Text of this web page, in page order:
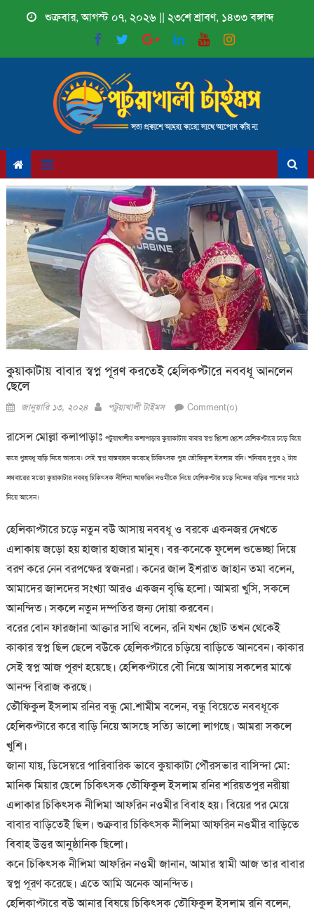
শুক্রবার, আগস্ট ০৭, ২০২৬ || ২৩শে শ্রাবণ, ১৪৩৩ বঙ্গাব্দ
কুয়াকাটায় বাবার স্বপ্ন পূরণ করতেই হেলিকপ্টারে নববধূ আনলেন
ছেলে
Posted
জানুয়ারি ১৩, ২০২৪ Author
পটুয়াখালী টাইমস Comment(০)
রাসেল মোল্লা কলাপাড়াঃ পটুয়াখালীর কলাপাড়ার কুয়াকাটায় বাবার স্বপ্ন ছিলো ছেলে হেলিকপ্টারে চড়ে বিয়ে
করে পুত্রবধূ বাড়ি নিয়ে আসবে। সেই স্বপ্ন বাস্তবায়ন করেছে চিকিৎসক পুত্র তৌফিকুল ইসলাম রনি। শনিবার দুপুর ২ টায়
প্রথবারের মতো কুয়াকাটার নববধূ চিকিৎসক নীলিমা আফরিন নওমীকে নিয়ে হেলিকপ্টার চড়ে নিজের বাড়ির পাশের মাঠে
নিয়ে আসেন।
হেলিকাপ্টারে চড়ে নতুন বউ আসায় নববধূ ও বরকে একনজর দেখতে
এলাকায় জড়ো হয় হাজার হাজার মানুষ। বর-কনেকে ফুলেল শুভেচ্ছা দিয়ে
বরণ করে নেন বরপক্ষের স্বজনরা। কনের জাল ইশরাত জাহান তমা বলেন,
আমাদের জালদের সংখ্যা আরও একজন বৃদ্ধি হলো। আমরা খুসি, সকলে
আনন্দিত। সকলে নতুন দম্পতির জন্য দোয়া করবেন।
বরের বোন ফারজানা আক্তার সাথি বলেন, রনি যখন ছোট তখন থেকেই
কাকার স্বপ্ন ছিল ছেলে বউকে হেলিকপ্টারে চড়িয়ে বাড়িতে আনবেন। কাকার
সেই স্বপ্ন আজ পূরণ হয়েছে। হেলিকপ্টারে বৌ নিয়ে আসায় সকলের মাঝে
আনন্দ বিরাজ করছে।
তৌফিকুল ইসলাম রনির বন্ধু মো.শামীম বলেন, বন্ধু বিয়েতে নববধূকে
হেলিকপ্টারে করে বাড়ি নিয়ে আসছে সত্যি ভালো লাগছে। আমরা সকলে
খুশি।
জানা যায়, ডিসেম্বরে পারিবারিক ভাবে কুয়াকাটা পৌরসভার বাসিন্দা মো:
মানিক মিয়ার ছেলে চিকিৎসক তৌফিকুল ইসলাম রনির শরিয়তপুর নরীয়া
এলাকার চিকিৎসক নীলিমা আফরিন নওমীর বিবাহ হয়। বিয়ের পর মেয়ে
বাবার বাড়িতেই ছিল। শুক্রবার চিকিৎসক নীলিমা আফরিন নওমীর বাড়িতে
বিবাহ উত্তর আনুষ্ঠানিক ছিলো।
কনে চিকিৎসক নীলিমা আফরিন নওমী জানান, আমার স্বামী আজ তার বাবার
স্বপ্ন পূরণ করেছে। এতে আমি অনেক আনন্দিত।
হেলিকাপ্টারে বউ আনার বিষয়ে চিকিৎসক তৌফিকুল ইসলাম রনি বলেন,